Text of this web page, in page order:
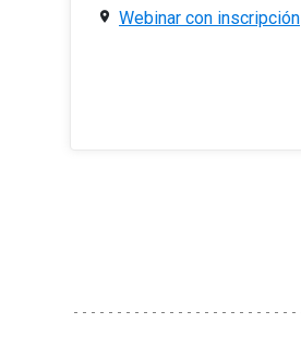
Webinar con inscripción